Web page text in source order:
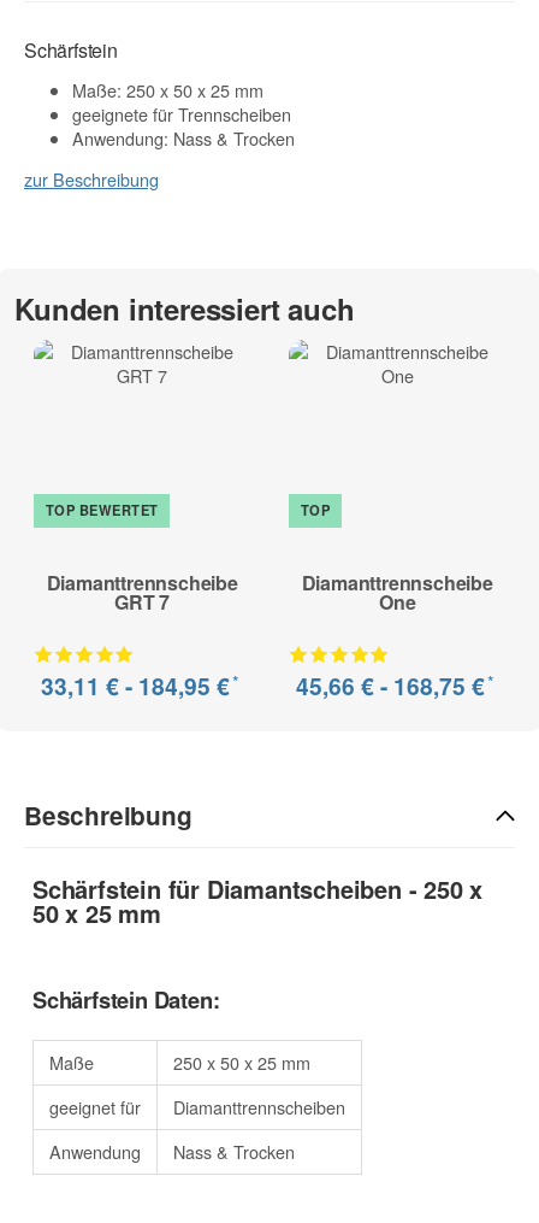
Schärfstein
Maße: 250 x 50 x 25 mm
geeignete für Trennscheiben
Anwendung: Nass & Trocken
zur Beschreibung
Kunden interessiert auch
TOP BEWERTET
Diamanttrennscheibe
GRT 7
33,11 € - 184,95 €*
TOP
Diamanttrennscheibe
One
45,66 € - 168,75 €*
Beschreibung
Schärfstein für Diamantscheiben - 250 x
50 x 25 mm
Schärfstein Daten:
Maße
250 x 50 x 25 mm
geeignet für
Diamanttrennscheiben
Anwendung
Nass & Trocken